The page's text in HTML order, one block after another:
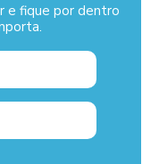
e fique por dentro